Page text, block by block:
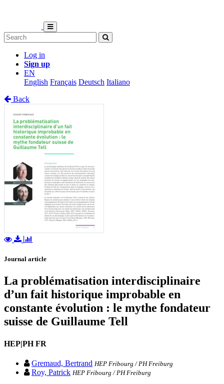
Log in
Sign up
EN
English Français Deutsch Italiano
Back
Journal article
La problématisation interdisciplinaire
d’un fait historique improbable en
constante évolution : le mythe fondateur
suisse de Guillaume Tell
HEP|PH FR
Gremaud, Bertrand HEP Fribourg / PH Freiburg
Roy, Patrick HEP Fribourg / PH Freiburg